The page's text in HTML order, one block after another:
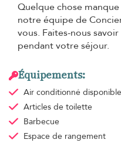
Quelque chose
notre équipe de
vous. Faites-nous
pendant votre séjour.
Équipements:
Air conditionné disponible
Articles de toilette
Barbecue
Espace de rangement